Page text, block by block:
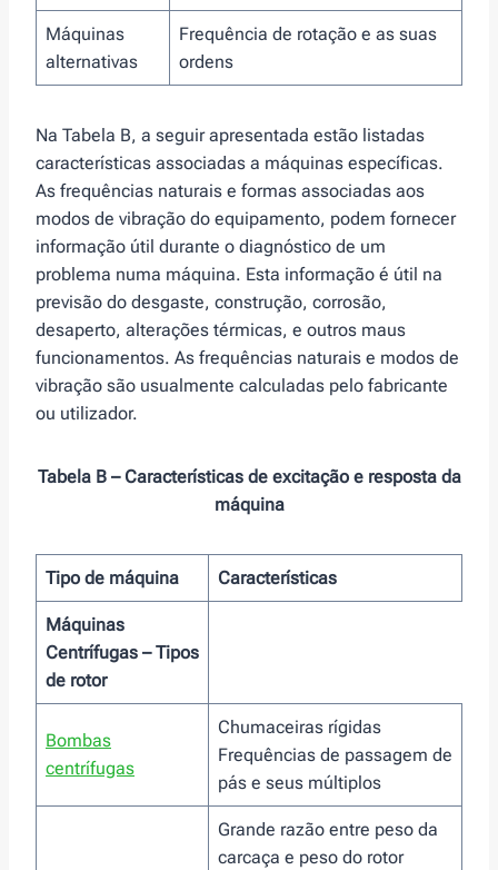
Máquinas
alternativas
Frequência de rotação e as suas
ordens
Na Tabela B, a seguir apresentada estão listadas
características associadas a máquinas específicas.
As frequências naturais e formas associadas aos
modos de vibração do equipamento, podem fornecer
informação útil durante o diagnóstico de um
problema numa máquina. Esta informação é útil na
previsão do desgaste, construção, corrosão,
desaperto, alterações térmicas, e outros maus
funcionamentos. As frequências naturais e modos de
vibração são usualmente calculadas pelo fabricante
ou utilizador.
Tabela B – Características de excitação e resposta da
máquina
Tipo de máquina Características
Máquinas
Centrífugas – Tipos
de rotor
Bombas
centrífugas
Chumaceiras rígidas
Frequências de passagem de
pás e seus múltiplos
Grande razão entre peso da
carcaça e peso do rotor